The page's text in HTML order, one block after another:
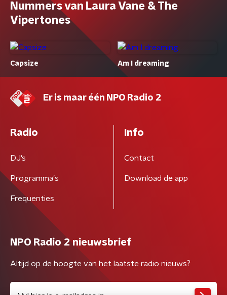
Nummers van Laura Vane & The
Vipertones
Capsize Am I dreaming
Er is maar één NPO Radio 2
Radio
DJ’s
Programma's
Frequenties
Info
Contact
Download de app
NPO Radio 2 nieuwsbrief
Altijd op de hoogte van het laatste radio nieuws?